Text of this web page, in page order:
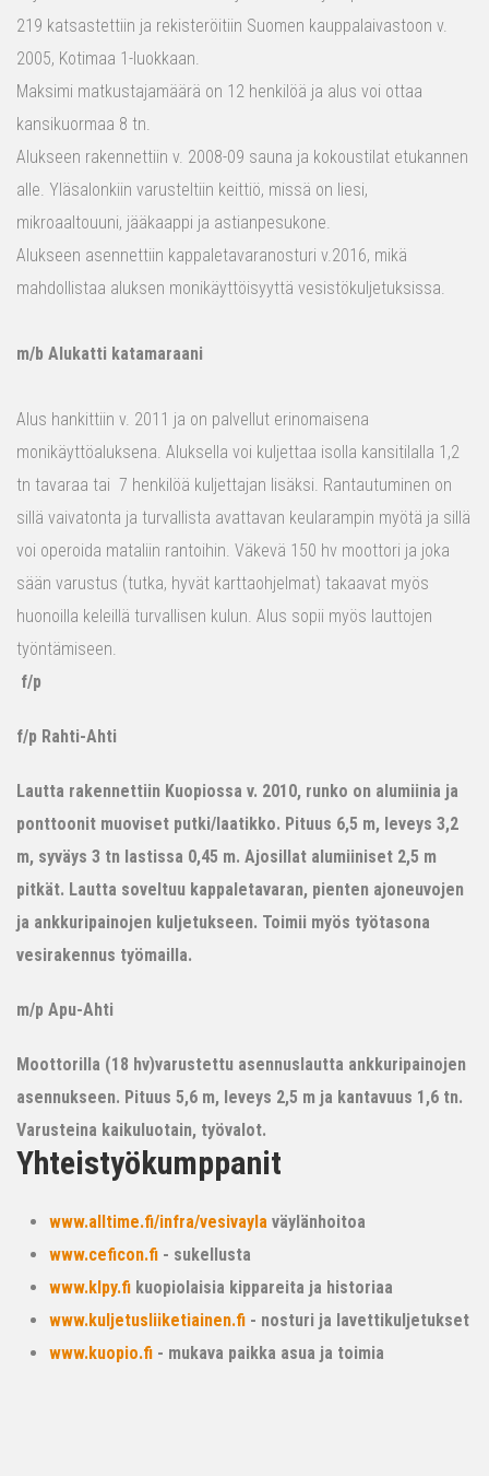
219 katsastettiin ja rekisteröitiin Suomen kauppalaivastoon v.
2005, Kotimaa 1-luokkaan.
Maksimi matkustajamäärä on 12 henkilöä ja alus voi ottaa
kansikuormaa 8 tn.
Alukseen rakennettiin v. 2008-09 sauna ja kokoustilat etukannen
alle. Yläsalonkiin varusteltiin keittiö, missä on liesi,
mikroaaltouuni, jääkaappi ja astianpesukone.
Alukseen asennettiin kappaletavaranosturi v.2016, mikä
mahdollistaa aluksen monikäyttöisyyttä vesistökuljetuksissa.
m/b Alukatti katamaraani
Alus hankittiin v. 2011 ja on palvellut erinomaisena
monikäyttöaluksena. Aluksella voi kuljettaa isolla kansitilalla 1,2
tn tavaraa tai 7 henkilöä kuljettajan lisäksi. Rantautuminen on
sillä vaivatonta ja turvallista avattavan keularampin myötä ja sillä
voi operoida mataliin rantoihin. Väkevä 150 hv moottori ja joka
sään varustus (tutka, hyvät karttaohjelmat) takaavat myös
huonoilla keleillä turvallisen kulun. Alus sopii myös lauttojen
työntämiseen.
f/p
f/p Rahti-Ahti
Lautta rakennettiin Kuopiossa v. 2010, runko on alumiinia ja
ponttoonit muoviset putki/laatikko. Pituus 6,5 m, leveys 3,2
m, syväys 3 tn lastissa 0,45 m. Ajosillat alumiiniset 2,5 m
pitkät. Lautta soveltuu kappaletavaran, pienten ajoneuvojen
ja ankkuripainojen kuljetukseen. Toimii myös työtasona
vesirakennus työmailla.
m/p Apu-Ahti
Moottorilla (18 hv)varustettu asennuslautta ankkuripainojen
asennukseen. Pituus 5,6 m, leveys 2,5 m ja kantavuus 1,6 tn.
Varusteina kaikuluotain, työvalot.
Yhteistyökumppanit
www.alltime.fi/infra/vesivayla väylänhoitoa
www.ceficon.fi - sukellusta
www.klpy.fi kuopiolaisia kippareita ja historiaa
www.kuljetusliiketiainen.fi - nosturi ja lavettikuljetukset
www.kuopio.fi - mukava paikka asua ja toimia